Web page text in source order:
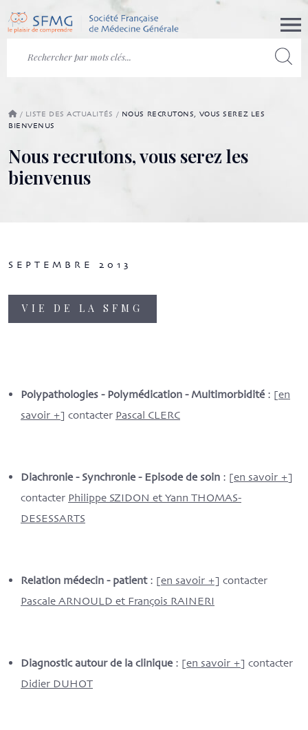
/ LISTE DES ACTUALITÉS / NOUS RECRUTONS, VOUS SEREZ LES
BIENVENUS
Nous recrutons, vous serez les
bienvenus
SEPTEMBRE 2013
VIE DE LA SFMG
Polypathologies - Polymédication - Multimorbidité: [en
savoir +] contacterPascal CLERC
Diachronie - Synchronie - Episode de soin : [en savoir +]
contacterPhilippe SZIDON et Yann THOMAS-
DESESSARTS
Relation médecin - patient: [en savoir +] contacter
Pascale ARNOULD et François RAINERI
Diagnostic autour de la clinique: [en savoir +] contacter
Didier DUHOT